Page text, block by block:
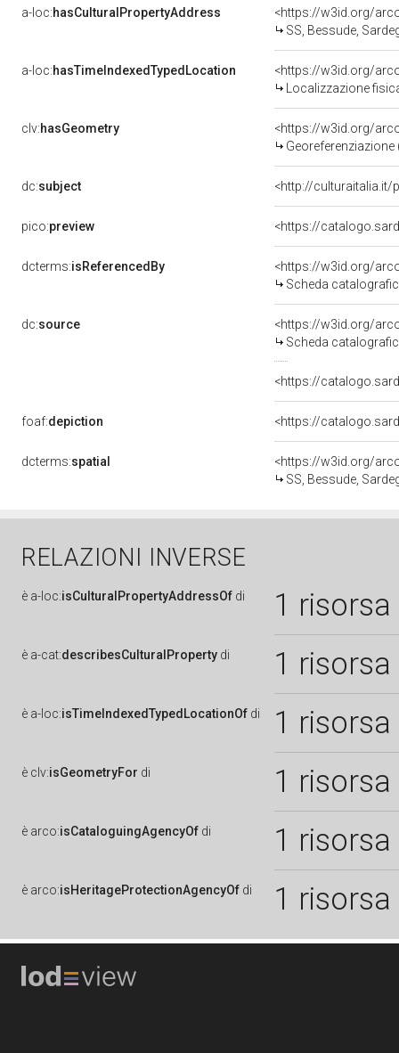
a-loc:hasCulturalPropertyAddress
<https://w3id.org/
SS, Bessude,
a-loc:hasTimeIndexedTypedLocation
<https://w3id.org/
Localizzazione
clv:hasGeometry
<https://w3id.org/
dc:subject <http://culturaitalia.it/
pico:preview
dcterms:isReferencedBy
<https://w3id.org/
Scheda
dc:source
<https://w3id.org/
Scheda
<https://
foaf:depiction
dcterms:spatial
<https://w3id.org/
SS, Bessude,
RELAZIONI INVERSE
è a-loc:isCulturalPropertyAddressOf di 1 risorsa
è a-cat:describesCulturalProperty di 1 risorsa
è a-loc:isTimeIndexedTypedLocationOf di 1 risorsa
è clv:isGeometryFor di 1 risorsa
è arco:isCataloguingAgencyOf di 1 risorsa
è arco:isHeritageProtectionAgencyOf di 1 risorsa